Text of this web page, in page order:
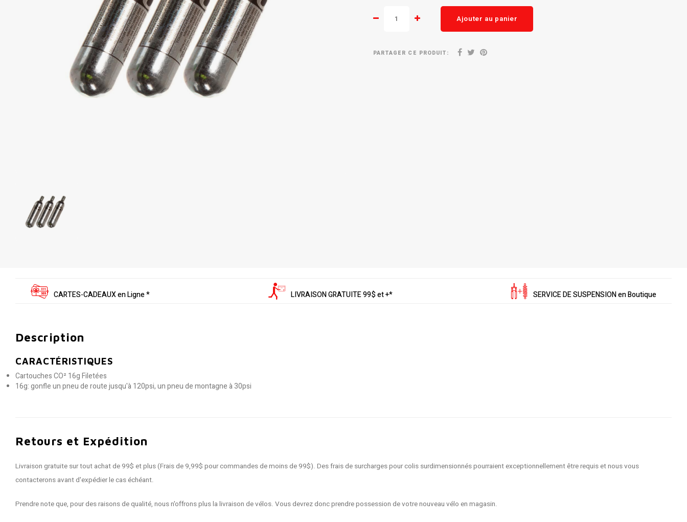
Ajouter au panier
PARTAGER CE PRODUIT:
CARTES-CADEAUX en Ligne * LIVRAISON GRATUITE 99$ et +* SERVICE DE SUSPENSION en Boutique
Description
CARACTÉRISTIQUES
Cartouches CO² 16g Filetées
16g: gonfle un pneu de route jusqu'à 120psi, un pneu de montagne à 30psi
Retours et Expédition
Livraison gratuite sur tout achat de 99$ et plus (Frais de 9,99$ pour commandes de moins de 99$). Des frais de surcharges pour colis surdimensionnés pourraient exceptionnellement être requis et nous vous
contacterons avant d'expédier le cas échéant.
Prendre note que, pour des raisons de qualité, nous n'offrons plus la livraison de vélos. Vous devrez donc prendre possession de votre nouveau vélo en magasin.